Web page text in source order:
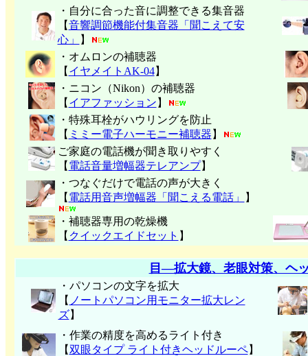
・自分に合った音に調整できる集音器
【音響調節機能付集音器「聞こえて安
心」
】
・オムロンの補聴器
【 イヤメイトAK-04】
・ニコン（Nikon）の補聴器
【 イアファッション 】
・特殊耳栓がハウリングを防止
【 ミミー電子ハーモニー補聴器 】
ご家庭の電話機が聞き取りやすく
【 電話音量増幅器テレアンプ】
・つなぐだけで電話の声が大きく
【 電話用音声増幅器「聞こえる電話」 】
・補聴器専用の乾燥機
【 クイックエイドセット 】
目―拡大鏡、老眼対策、ヘ
・パソコンの文字を拡大
【 ノートパソコン用モニター拡大レン
ズ】
・作業の精度を高めるライト付き
【双眼タイプ ライト付きヘッドルーペ】